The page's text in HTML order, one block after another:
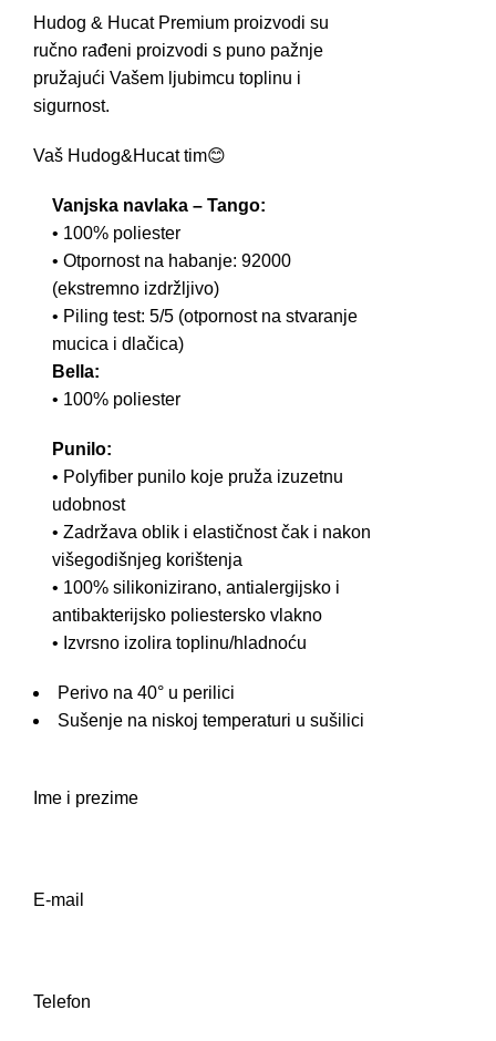
Hudog & Hucat Premium proizvodi su
ručno rađeni proizvodi s puno pažnje
pružajući Vašem ljubimcu toplinu i
sigurnost.
Vaš Hudog&Hucat tim😊
Vanjska navlaka – Tango:
• 100% poliester
• Otpornost na habanje: 92000
(ekstremno izdržljivo)
• Piling test: 5/5 (otpornost na stvaranje
mucica i dlačica)
Bella:
• 100% poliester
Punilo:
• Polyfiber punilo koje pruža izuzetnu
udobnost
• Zadržava oblik i elastičnost čak i nakon
višegodišnjeg korištenja
• 100% silikonizirano, antialergijsko i
antibakterijsko poliestersko vlakno
• Izvrsno izolira toplinu/hladnoću
Perivo na 40° u perilici
Sušenje na niskoj temperaturi u sušilici
Ime i prezime
E-mail
Telefon